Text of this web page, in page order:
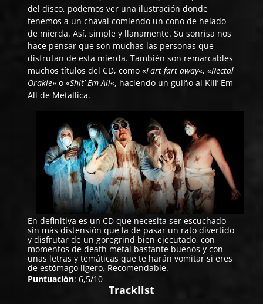
del disco, podemos ver una ilustración donde
tenemos a un chaval comiendo un cono de helado
de mierda. Así, simple y llanamente. Su sonrisa nos
hace pensar que son muchas las personas que
disfrutan de esta mierda. También son remarcables
muchos títulos del CD, como «Fart fart away«, «Rectal
Orakle» o «Shit’ Em All«, haciendo un guiño al Kill’ Em
All de Metallica.
En definitiva es un CD que necesita ser escuchado
sin más distensión que la de pasar un rato divertido
y disfrutar de un goregrind bien ejecutado, con
momentos de death metal bastante buenos y con
unas letras y temáticas que te harán vomitar si eres
de estómago ligero. Recomendable.
Puntuación: 6,5/10
Tracklist